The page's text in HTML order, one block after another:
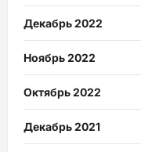
Декабрь 2022
Ноябрь 2022
Октябрь 2022
Декабрь 2021